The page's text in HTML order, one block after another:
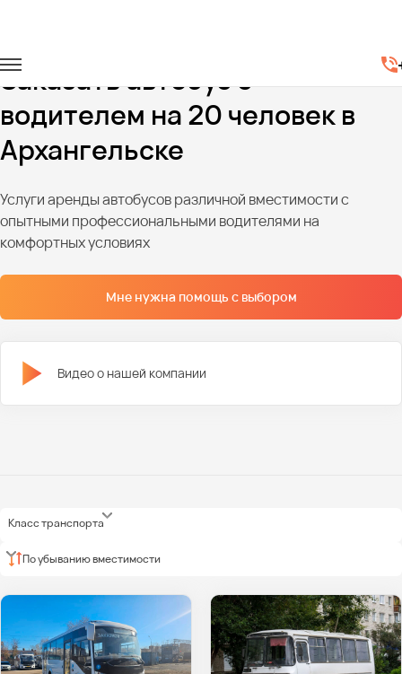
Заказать автобус с
водителем на 20 человек в
Архангельске
Услуги аренды автобусов различной вместимости с
опытными профессиональными водителями на
комфортных условиях
Мне нужна помощь с выбором
Видео о нашей компании
Класс транспорта
По убыванию вместимости